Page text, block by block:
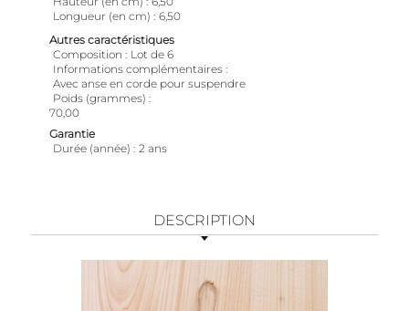
Longueur (en cm)
6,50
Autres caractéristiques
Composition
Lot de 6
Informations complémentaires
Avec anse en corde pour suspendre
Poids (grammes)
70,00
Garantie
Durée (année)
2 ans
DESCRIPTION